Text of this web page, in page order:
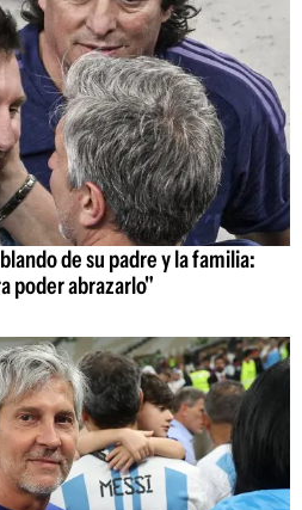
de su padre y la familia:
poder abrazarlo"